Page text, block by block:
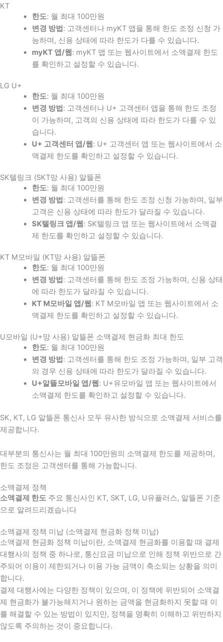
KT
한도: 월 최대 100만원
변경 방법 : 고객센터나 myKT 앱을 통해 한도 조정 신청 가
능하며, 신용 상태에 따라 한도가 다를 수 있습니다.
myKT 앱/웹 : myKT 앱 또는 웹사이트에서 소액결제 한도
를 확인하고 설정할 수 있습니다.
LG U+
한도: 월 최대 100만원
변경 방법 : 고객센터나 U+ 고객센터 앱을 통해 한도 조정
이 가능하며, 고객의 신용 상태에 따라 한도가 다를 수 있
습니다.
U+ 고객센터 앱/웹 : U+ 고객센터 앱 또는 웹사이트에서 소
액결제 한도를 확인하고 설정할 수 있습니다.
SK텔링크 (SKT망 사용) 알뜰폰
한도: 월 최대 100만원
변경 방법 : 고객센터를 통해 한도 조정 신청 가능하며, 일부
고객은 신용 상태에 따라 한도가 달라질 수 있습니다.
SK텔링크 앱/웹 : SK텔링크 앱 또는 웹사이트에서 소액결
제 한도를 확인하고 설정할 수 있습니다.
KT M모바일 (KT망 사용) 알뜰폰
한도: 월 최대 100만원
변경 방법 : 고객센터를 통해 한도 조정 가능하며, 신용 상태
에 따라 한도가 달라질 수 있습니다.
KT M모바일 앱/웹 : KT M모바일 앱 또는 웹사이트에서 소
액결제 한도를 확인하고 설정할 수 있습니다.
U모바일 (U+망 사용) 알뜰폰 소액결제 현금화 최대 한도
한도: 월 최대 100만원
변경 방법 : 고객센터를 통해 한도 조정 가능하며, 일부 고객
의 경우 신용 상태에 따라 한도가 달라질 수 있습니다.
U+알뜰모바일 앱/웹 : U+유모바일 앱 또는 웹사이트에서
소액결제 한도를 확인하고 설정할 수 있습니다.
SK, KT, LG 알뜰폰 통신사 모두 유사한 방식으로 소액결제 서비스를
제공합니다.
대부분의 통신사는 월 최대 100만원의 소액결제 한도를 제공하며,
한도 조정은 고객센터를 통해 가능합니다.
소액결제 정책
소액결제 한도 주요 통신사인 KT, SKT, LG, U유플러스, 알뜰폰 기준
으로 알려드리겠습니다
소액결제 정책 미납 (소액결제 현금화 정책 미납)
소액결제 현금화 정책 미납이란, 소액결제 현금화를 이용할 때 결제
대행사의 정책 중 하나로, 통신요금 미납으로 인해 정책 위반으로 간
주되어 이용이 제한되거나 이용 가능 금액이 축소되는 상황을 의미
합니다.
결제 대행사에는 다양한 정책이 있으며, 이 정책에 위반되어 소액결
제 현금화가 불가능해지거나 원하는 금액을 현금화하지 못할 때 이
를 해결할 수 있는 방법이 있지만, 정책을 명확히 이해하고 위반하지
않도록 주의하는 것이 중요합니다.